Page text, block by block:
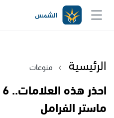
الرئيسية منوعات
ماستر الفرامل